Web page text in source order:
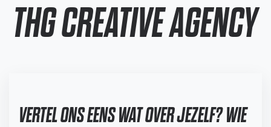
THG CREATIVE AGENCY
VERTEL ONS EENS WAT OVER JEZELF? WIE